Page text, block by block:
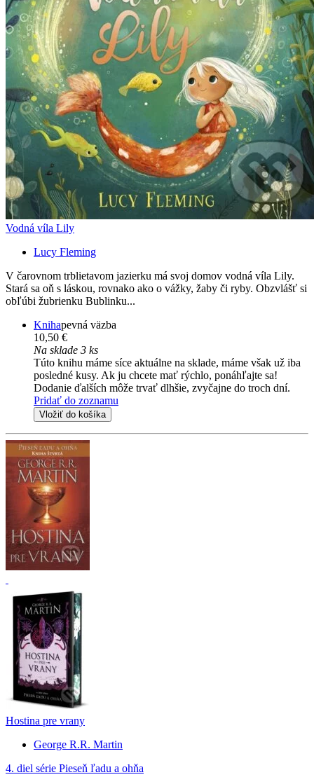
Vodná víla Lily
Lucy Fleming
V čarovnom trblietavom jazierku má svoj domov vodná víla Lily.
Stará sa oň s láskou, rovnako ako o vážky, žaby či ryby. Obzvlášť si
obľúbi žubrienku Bublinku...
Knihapevná väzba
10,50 €
Na sklade 3 ks
Túto knihu máme síce aktuálne na sklade, máme však už iba
posledné kusy. Ak ju chcete mať rýchlo, ponáhľajte sa!
Dodanie ďalších môže trvať dlhšie, zvyčajne do troch dní.
Pridať do zoznamu
Vložiť do košíka
Hostina pre vrany
George R.R. Martin
4. diel série Pieseň ľadu a ohňa